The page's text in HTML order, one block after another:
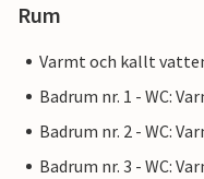
Rum
Varmt och kallt
Badrum nr. 1 - WC:
Badrum nr. 2 - WC:
Badrum nr. 3 - WC: